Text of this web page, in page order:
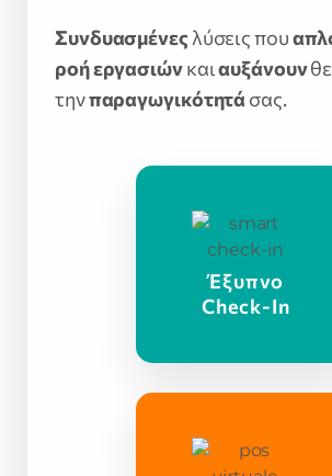
Έξυπνο
Check-In
Συνδυασμένες λύσεις που
ροή εργασιώνκαιαυξάνουν
τηνπαραγωγικότητά σας.